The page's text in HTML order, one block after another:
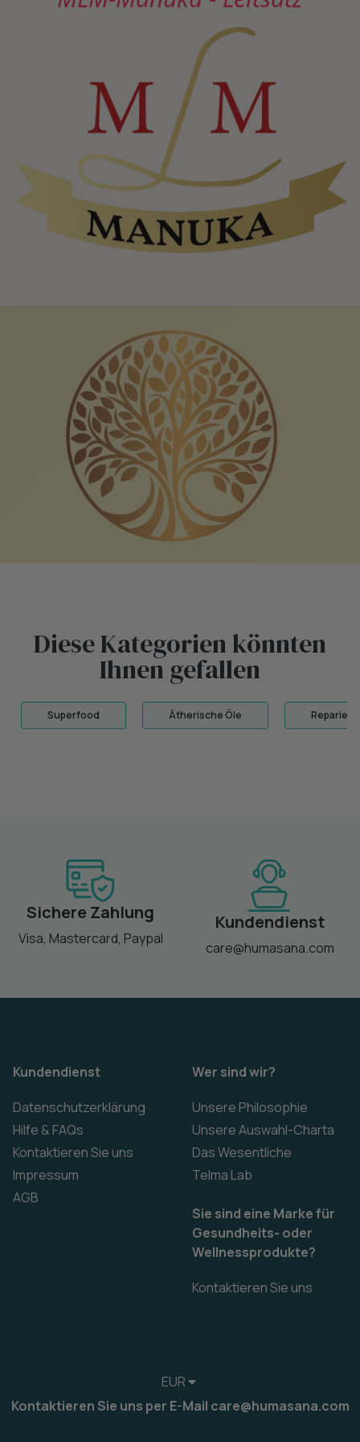
Diese Kategorien könnten
Ihnen gefallen
Superfood Ätherische Öle
Sichere Zahlung
Visa, Mastercard, Paypal
Kundendienst
care@humasana.com
Kundendienst
Datenschutzerklärung
Hilfe & FAQs
Kontaktieren Sie uns
Impressum
AGB
Wer sind wir?
Unsere Philosophie
Unsere Auswahl-Charta
Das Wesentliche
Telma Lab
Sie sind eine Marke für
Gesundheits- oder
Wellnessprodukte?
Kontaktieren Sie uns
EUR
Kontaktieren Sie uns per E-Mail care@humasana.com